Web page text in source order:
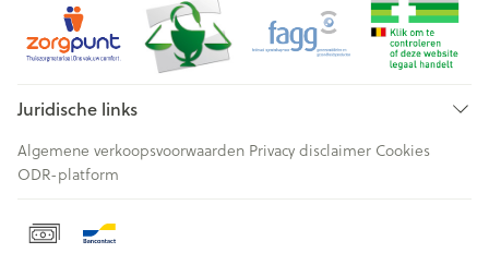
Juridische links
Algemene verkoopsvoorwaarden Privacy disclaimer Cookies
ODR-platform